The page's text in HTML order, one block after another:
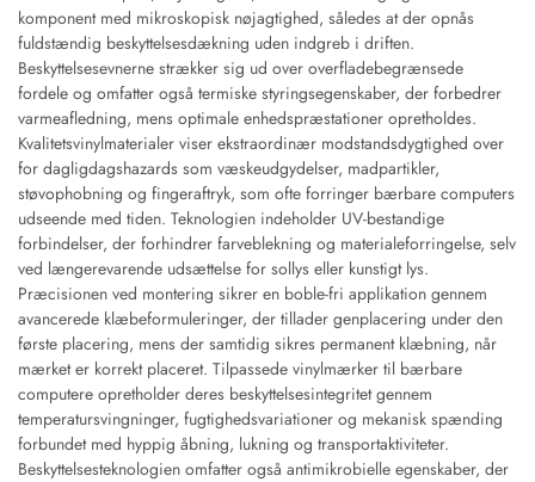
komponent med mikroskopisk nøjagtighed, således at der opnås
fuldstændig beskyttelsesdækning uden indgreb i driften.
Beskyttelsesevnerne strækker sig ud over overfladebegrænsede
fordele og omfatter også termiske styringsegenskaber, der forbedrer
varmeafledning, mens optimale enhedspræstationer opretholdes.
Kvalitetsvinylmaterialer viser ekstraordinær modstandsdygtighed over
for dagligdagshazards som væskeudgydelser, madpartikler,
støvophobning og fingeraftryk, som ofte forringer bærbare computers
udseende med tiden. Teknologien indeholder UV-bestandige
forbindelser, der forhindrer farveblekning og materialeforringelse, selv
ved længerevarende udsættelse for sollys eller kunstigt lys.
Præcisionen ved montering sikrer en boble-fri applikation gennem
avancerede klæbeformuleringer, der tillader genplacering under den
første placering, mens der samtidig sikres permanent klæbning, når
mærket er korrekt placeret. Tilpassede vinylmærker til bærbare
computere opretholder deres beskyttelsesintegritet gennem
temperatursvingninger, fugtighedsvariationer og mekanisk spænding
forbundet med hyppig åbning, lukning og transportaktiviteter.
Beskyttelsesteknologien omfatter også antimikrobielle egenskaber, der